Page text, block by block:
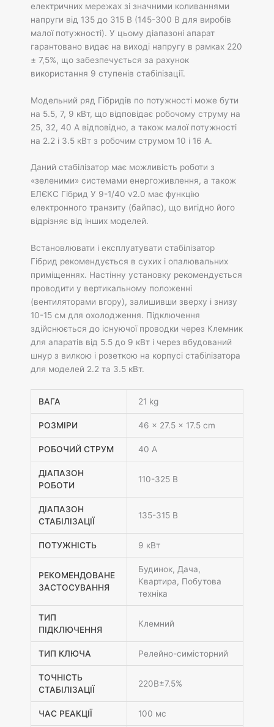
електричних мережах зі значними коливаннями
напруги від 135 до 315 В (145-300 В для виробів
малої потужності). У цьому діапазоні апарат
гарантовано видає на виході напругу в рамках 220
± 7,5%, що забезпечується за рахунок
використання 9 ступенів стабілізації.
Модельний ряд Гібридів по потужності може бути
на 5.5, 7, 9 кВт, що відповідає робочому струму на
25, 32, 40 А відповідно, а також малої потужності
на 2.2 і 3.5 кВт з робочим струмом 10 і 16 А.
Даний стабілізатор має можливість роботи з
«зеленими» системами енергоживлення, а також
ЕЛЄКС Гібрид У 9-1/40 v2.0 має функцію
електронного транзиту (байпас), що вигідно його
відрізняє від інших моделей.
Встановлювати і експлуатувати стабілізатор
Гібрид рекомендується в сухих і опалювальних
приміщеннях. Настінну установку рекомендується
проводити у вертикальному положенні
(вентиляторами вгору), залишивши зверху і знизу
10-15 см для охолодження. Підключення
здійснюється до існуючої проводки через Клемник
для апаратів від 5.5 до 9 кВт і через вбудований
шнур з вилкою і розеткою на корпусі стабілізатора
для моделей 2.2 та 3.5 кВт.
ВАГА 21 kg
РОЗМІРИ 46 × 27.5 × 17.5 cm
РОБОЧИЙ СТРУМ 40 А
ДІАПАЗОН
РОБОТИ
110-325 В
ДІАПАЗОН
СТАБІЛІЗАЦІЇ
135-315 В
ПОТУЖНІСТЬ 9 кВт
РЕКОМЕНДОВАНЕ
ЗАСТОСУВАННЯ
Будинок, Дача,
Квартира, Побутова
техніка
ТИП
ПІДКЛЮЧЕННЯ
Клемний
ТИП КЛЮЧА Релейно-симісторний
ТОЧНІСТЬ
СТАБІЛІЗАЦІЇ
220В±7.5%
ЧАС РЕАКЦІЇ 100 мс